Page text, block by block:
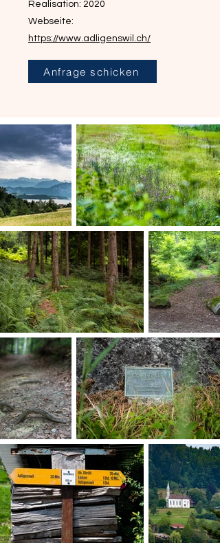
Realisation: 2020
Webseite:
https://www.adligenswil.ch/
Anfrage schicken